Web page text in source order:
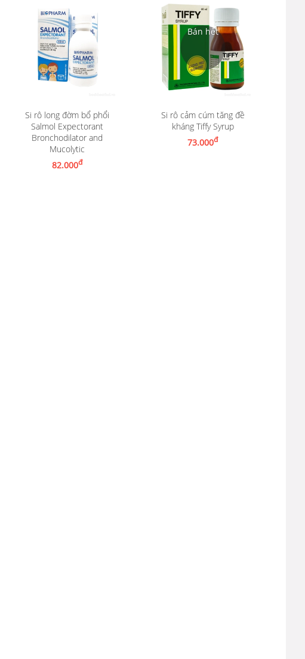
Si rô long đờm bổ phổi
Salmol Expectorant
Bronchodilator and
Mucolytic
82.000đ
Thêm vào giỏ hàng
Si rô cảm cúm tăng đề
kháng Tiffy Syrup
73.000đ
Nhận thông báo khi có hàng